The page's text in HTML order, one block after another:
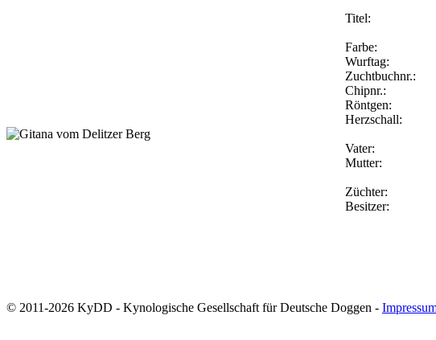
Titel:
Farbe:
Wurftag:
Zuchtbuchnr.:
Chipnr.:
Röntgen:
Herzschall:
Vater:
Mutter:
Züchter:
Besitzer:
© 2011-2026 KyDD - Kynologische Gesellschaft für Deutsche Doggen -